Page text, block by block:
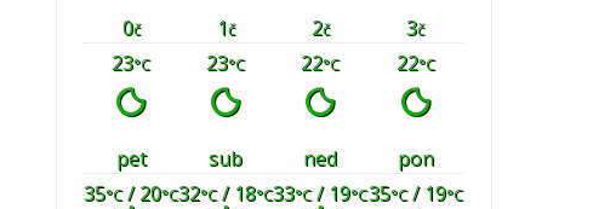
0č 1č 2č 3č
23°C 23°C 22°C 22°C
pet sub ned
pon
35°C/ 20°C32°C/ 18°C33°C/ 19°C35°C/ 19°C